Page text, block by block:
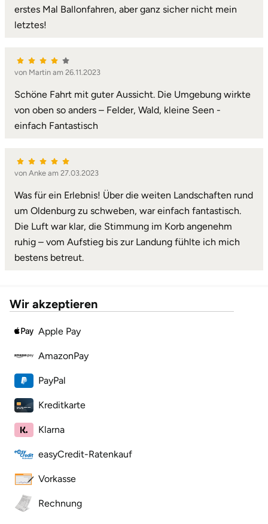
erstes Mal Ballonfahren, aber ganz sicher nicht mein
letztes!
von Martin am 26.11.2023
Schöne Fahrt mit guter Aussicht. Die Umgebung wirkte
von oben so anders – Felder, Wald, kleine Seen -
einfach Fantastisch
von Anke am 27.03.2023
Was für ein Erlebnis! Über die weiten Landschaften rund
um Oldenburg zu schweben, war einfach fantastisch.
Die Luft war klar, die Stimmung im Korb angenehm
ruhig – vom Aufstieg bis zur Landung fühlte ich mich
bestens betreut.
Wir akzeptieren
Apple Pay
AmazonPay
PayPal
Kreditkarte
Klarna
easyCredit-Ratenkauf
Vorkasse
Rechnung